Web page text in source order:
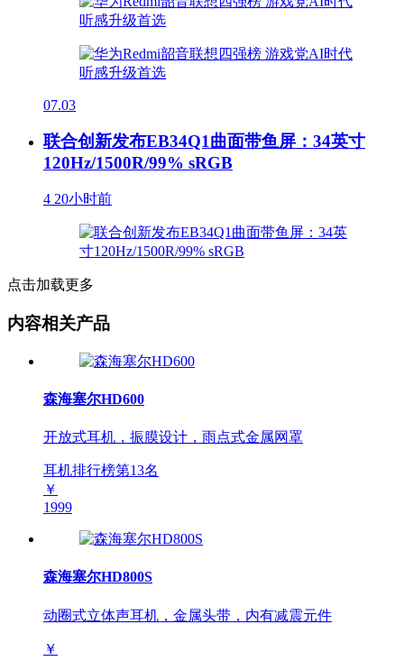
07.03
联合创新发布EB34Q1曲面带鱼屏：34英寸
120Hz/1500R/99% sRGB
4 20小时前
点击加载更多
内容相关产品
森海塞尔HD600
开放式耳机，振膜设计，雨点式金属网罩
耳机排行榜第13名
￥
1999
森海塞尔HD800S
动圈式立体声耳机，金属头带，内有减震元件
￥